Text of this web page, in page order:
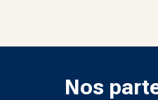
Nos